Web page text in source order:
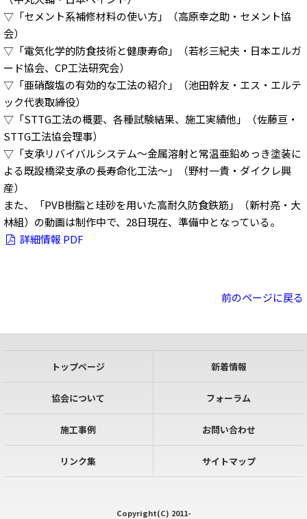
▽「セメント系補修材料の使い方」（高原幸之助・セメント協
会）
▽「電気化学的防食技術と健康寿命」（若杉三紀夫・日本エルガ
ード協会、CP工法研究会）
▽「亜硝酸塩の有効的な工法の紹介」（池田幹友・エス・エルテ
ック代表取締役）
▽「STTG工法の概要、各種試験結果、施工実績他」（佐藤亘・
STTG工法協会理事）
▽「支承リバイバルシステム～金属溶射と常温亜鉛めっき塗装に
よる既設橋梁支承の長寿命化工法～」（野村一貴・ダイクレ興
産）
また、「PVB樹脂と珪砂を用いた高耐久防食鉄筋」（新村亮・大
林組）の動画は制作中で、28日現在、準備中となっている。
詳細情報 PDF
前のページに戻る
トップページ 新着情報
協会について フォーラム
施工事例 お問い合わせ
リンク集 サイトマップ
Copyright(C) 2011-